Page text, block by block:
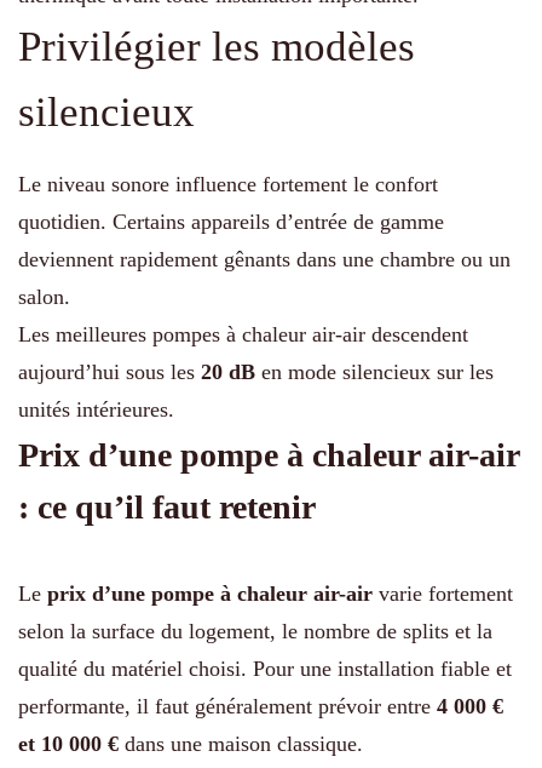
Privilégier les modèles
silencieux
Le niveau sonore influence fortement le confort
quotidien. Certains appareils d’entrée de gamme
deviennent rapidement gênants dans une chambre ou un
salon.
Les meilleures pompes à chaleur air-air descendent
aujourd’hui sous les 20 dB en mode silencieux sur les
unités intérieures.
Prix d’une pompe à chaleur air-air
: ce qu’il faut retenir
Le prix d’une pompe à chaleur air-air varie fortement
selon la surface du logement, le nombre de splits et la
qualité du matériel choisi. Pour une installation fiable et
performante, il faut généralement prévoir entre 4 000 €
et 10 000 € dans une maison classique.